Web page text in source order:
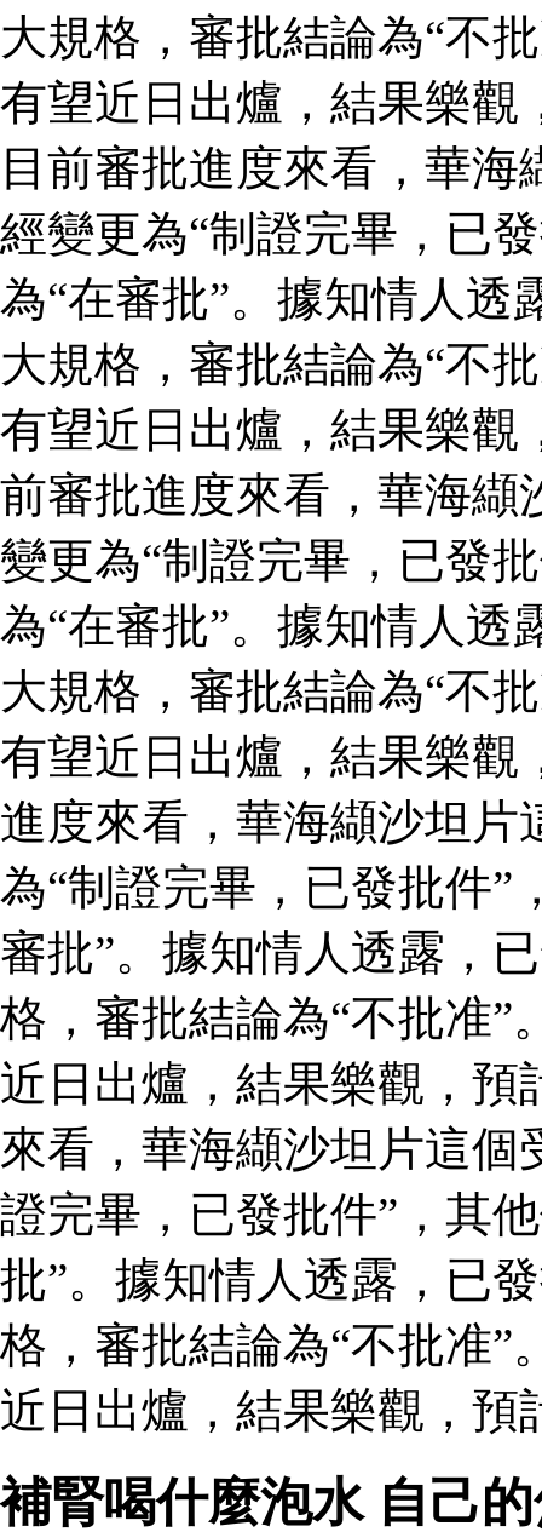
大規格，審批結論為“不
有望近日出爐，結果樂
目前審批進度來看，華
經變更為“制證完畢，已
為“在審批”。據知情人透
大規格，審批結論為“不
有望近日出爐，結果樂
前審批進度來看，華海纈
變更為“制證完畢，已發
為“在審批”。據知情人透
大規格，審批結論為“不
有望近日出爐，結果樂觀
進度來看，華海纈沙坦片
為“制證完畢，已發批件”
審批”。據知情人透露，
格，審批結論為“不批准”
近日出爐，結果樂觀，預
來看，華海纈沙坦片這個
證完畢，已發批件”，其
批”。據知情人透露，已
格，審批結論為“不批准”
近日出爐，結果樂觀，預
補腎喝什麼泡水 自己